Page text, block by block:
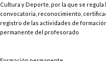
Cultura y Deporte, por la que se regula
convocatoria, reconocimiento,
registro de las actividades de
permanente del profesorado